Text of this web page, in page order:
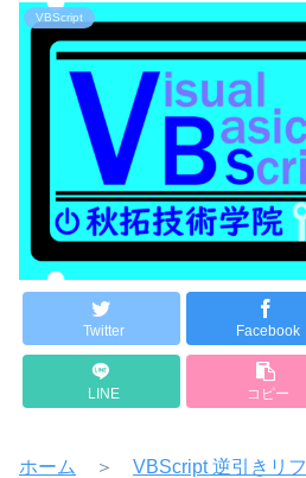
VBScript
Twitter Facebook
LINE コピー
ホーム ＞ VBScript 逆引きリ